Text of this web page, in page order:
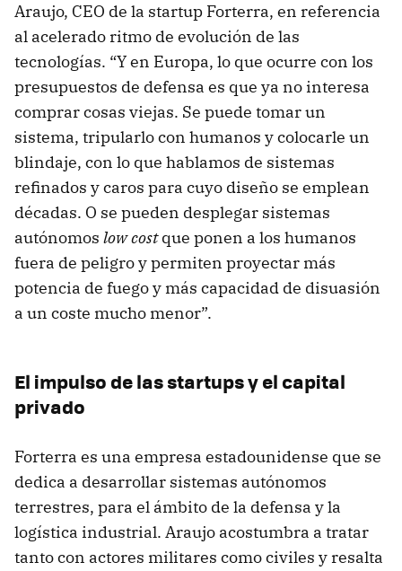
Araujo, CEO de la startup Forterra, en referencia
al acelerado ritmo de evolución de las
tecnologías. “Y en Europa, lo que ocurre con los
presupuestos de defensa es que ya no interesa
comprar cosas viejas. Se puede tomar un
sistema, tripularlo con humanos y colocarle un
blindaje, con lo que hablamos de sistemas
refinados y caros para cuyo diseño se emplean
décadas. O se pueden desplegar sistemas
autónomos low costque ponen a los humanos
fuera de peligro y permiten proyectar más
potencia de fuego y más capacidad de disuasión
a un coste mucho menor”.
El impulso de las startups y el capital
privado
Forterra es una empresa estadounidense que se
dedica a desarrollar sistemas autónomos
terrestres, para el ámbito de la defensa y la
logística industrial. Araujo acostumbra a tratar
tanto con actores militares como civiles y resalta